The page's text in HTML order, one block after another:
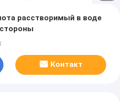
расстворимый в воде
Контакт